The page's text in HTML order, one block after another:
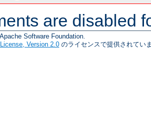
are disabled
Software Foundation.
Version 2.0 のライセンスで提供されてい